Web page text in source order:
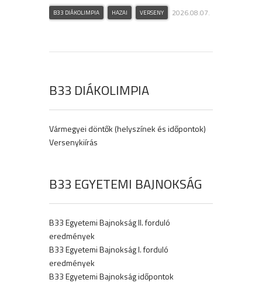
B33 DIÁKOLIMPIA HAZAI VERSENY 2026.08.07.
B33 DIÁKOLIMPIA
Vármegyei döntők (helyszínek és időpontok)
Versenykiírás
B33 EGYETEMI BAJNOKSÁG
B33 Egyetemi Bajnokság II. forduló
eredmények
B33 Egyetemi Bajnokság I. forduló
eredmények
B33 Egyetemi Bajnokság időpontok